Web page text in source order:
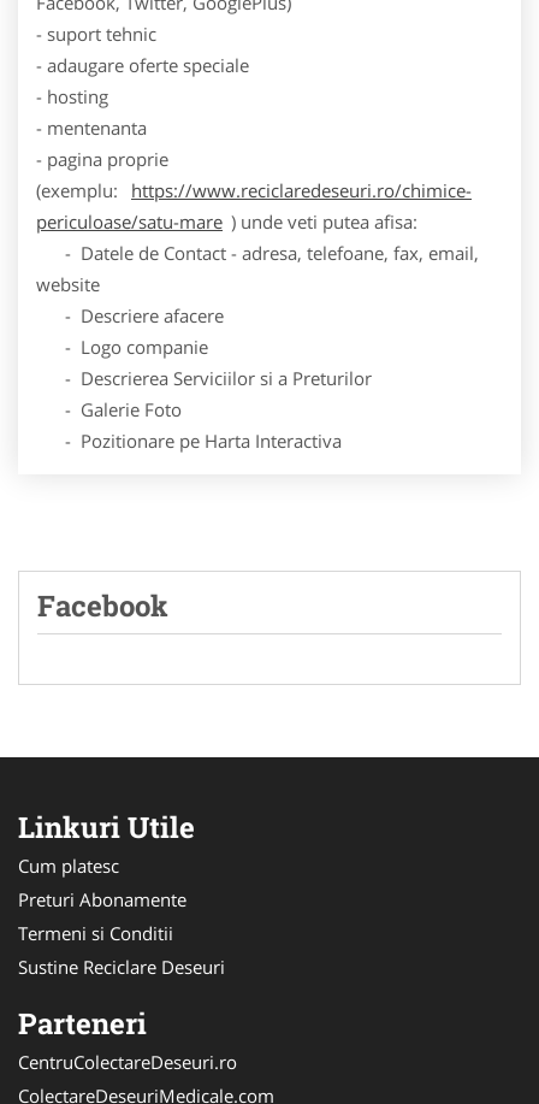
- suport tehnic
- adaugare oferte speciale
- hosting
- mentenanta
- pagina proprie
(exemplu:
https://www.reciclaredeseuri.ro/chimice-
periculoase/satu-mare ) unde veti putea afisa:
- Datele de Contact - adresa, telefoane, fax, email,
website
- Descriere afacere
- Logo companie
- Descrierea Serviciilor si a Preturilor
- Galerie Foto
- Pozitionare pe Harta Interactiva
Facebook
Linkuri Utile
Cum platesc
Preturi Abonamente
Termeni si Conditii
Sustine Reciclare Deseuri
Parteneri
CentruColectareDeseuri.ro
ColectareDeseuriMedicale.com